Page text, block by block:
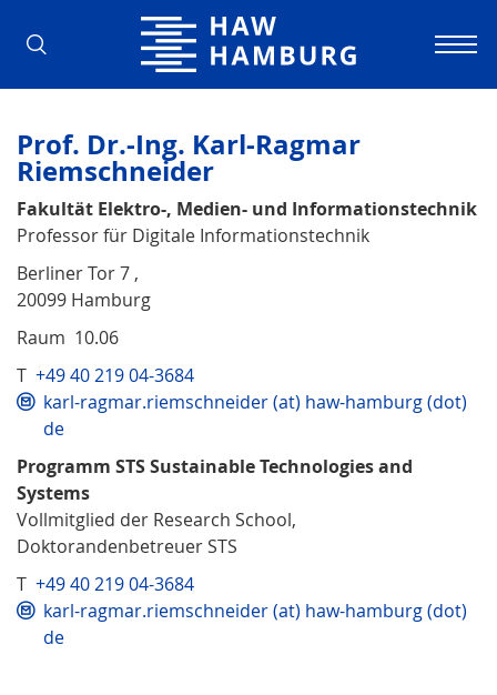
Hochschule für Angewandte
Prof. Dr.-Ing. Karl-Ragmar
Riemschneider
Fakultät Elektro-, Medien- und Informationstechnik
Professor für Digitale Informationstechnik
Berliner Tor 7 ,
20099 Hamburg
Raum 10.06
T +49 40 219 04-3684
karl-ragmar.riemschneider (at) haw-hamburg (dot)
de
Programm STS Sustainable Technologies and
Systems
Vollmitglied der Research School,
Doktorandenbetreuer STS
T +49 40 219 04-3684
karl-ragmar.riemschneider (at) haw-hamburg (dot)
de